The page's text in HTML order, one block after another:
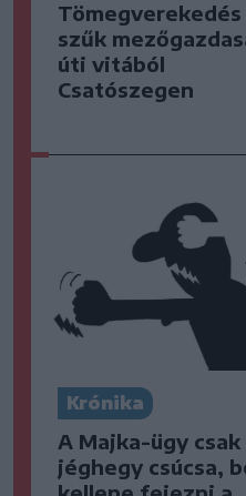
szűk
úti vitából
Csatószegen
Krónika
A Majka-ügy csak
jéghegy csúcsa,